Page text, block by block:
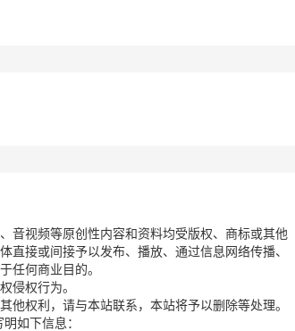
音视频等原创性内容和资料均受版权、商标或其他
直接或间接予以发布、播放、通过信息网络传播、
任何商业目的。
侵权行为。
权利，请与本站联系，本站将予以删除等处理。
如下信息：